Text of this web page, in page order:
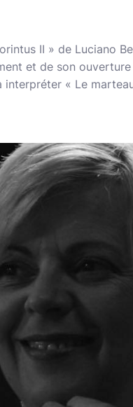
II » de Luciano
et de son
interpréter « Le